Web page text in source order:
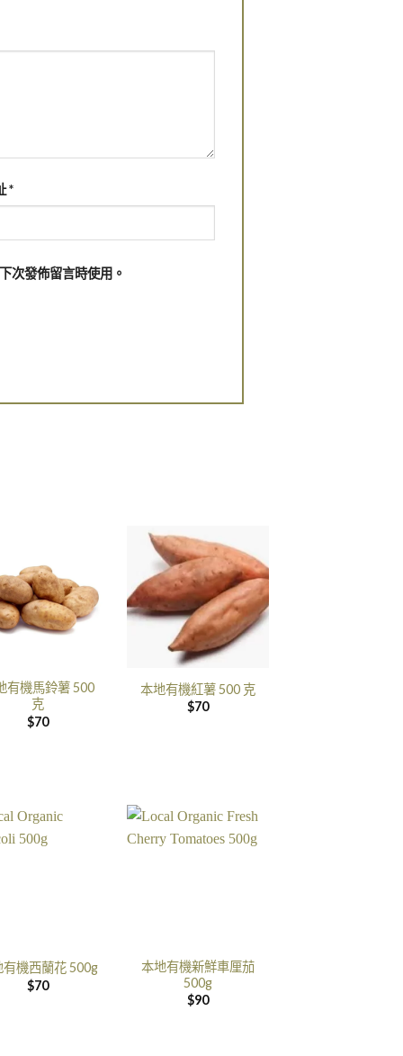
*
次發佈留言時使用。
有機馬鈴薯 500
克
$70
本地有機紅薯 500 克
$70
有機西蘭花 500g
$70
本地有機新鮮車厘茄
500g
$90